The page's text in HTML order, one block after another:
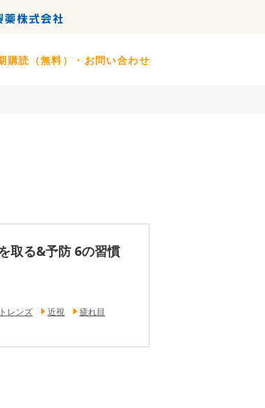
購読（無料）・お問い合わせ
取る&予防 6の習慣
レンズ 近視
疲れ目